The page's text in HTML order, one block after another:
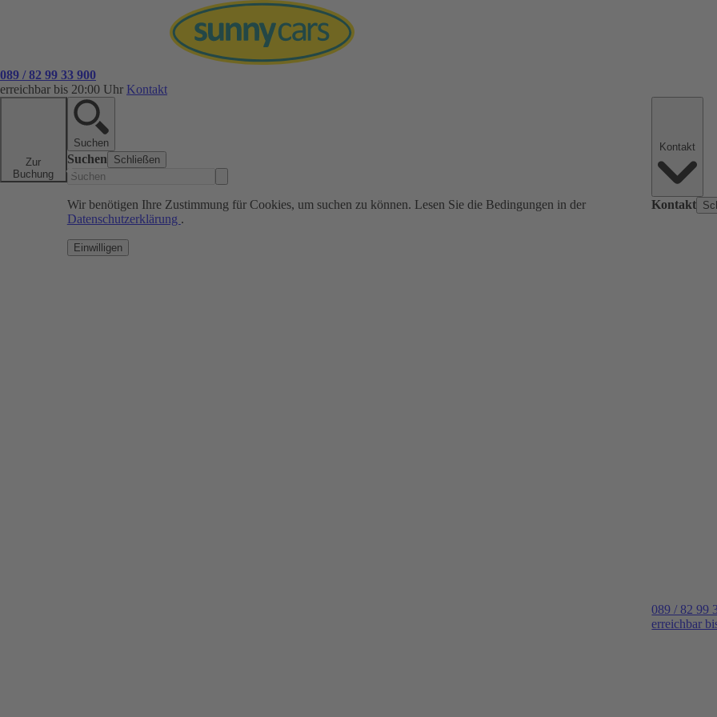
089 / 82 99 33 900
erreichbar bis 20:00 Uhr Kontakt
Zur
Buchung
Suchen
Suchen Schließen
Wir benötigen Ihre Zustimmung für Cookies, um suchen zu können. Lesen Sie die Bedingungen in der
Datenschutzerklärung .
Einwilligen
Kontakt
089 / 82 99
erreichbar